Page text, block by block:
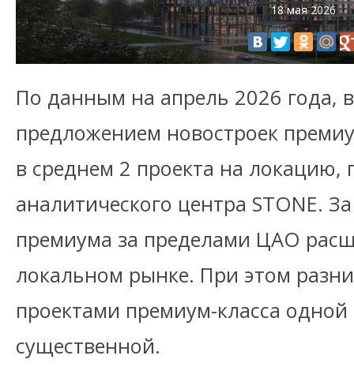
18 мая 2026
По данным на апрель 2026 года,
предложением новостроек
в среднем 2 проекта на локацию,
аналитического центра STONE.
премиума за пределами ЦАО
локальном рынке. При этом
проектами премиум-класса
существенной.